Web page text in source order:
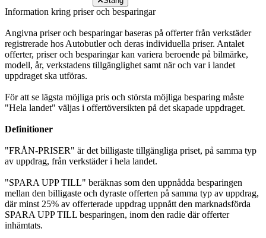
Information kring priser och besparingar
Angivna priser och besparingar baseras på offerter från verkstäder
registrerade hos Autobutler och deras individuella priser. Antalet
offerter, priser och besparingar kan variera beroende på bilmärke,
modell, år, verkstadens tillgänglighet samt när och var i landet
uppdraget ska utföras.
För att se lägsta möjliga pris och största möjliga besparing måste
"Hela landet" väljas i offertöversikten på det skapade uppdraget.
Definitioner
"FRÅN-PRISER" är det billigaste tillgängliga priset, på samma typ
av uppdrag, från verkstäder i hela landet.
"SPARA UPP TILL" beräknas som den uppnådda besparingen
mellan den billigaste och dyraste offerten på samma typ av uppdrag,
där minst 25% av offerterade uppdrag uppnått den marknadsförda
SPARA UPP TILL besparingen, inom den radie där offerter
inhämtats.